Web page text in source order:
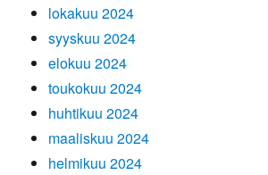
lokakuu 2024
syyskuu 2024
elokuu 2024
toukokuu 2024
huhtikuu 2024
maaliskuu 2024
helmikuu 2024